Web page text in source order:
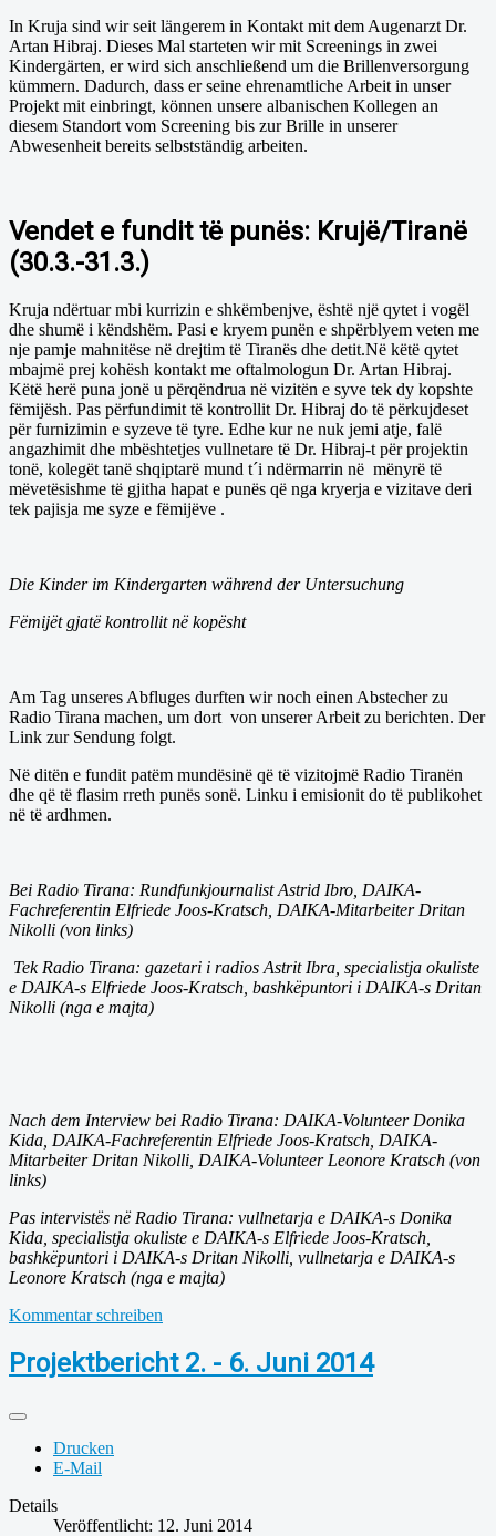
In Kruja sind wir seit längerem in Kontakt mit dem Augenarzt Dr.
Artan Hibraj. Dieses Mal starteten wir mit Screenings in zwei
Kindergärten, er wird sich anschließend um die Brillenversorgung
kümmern. Dadurch, dass er seine ehrenamtliche Arbeit in unser
Projekt mit einbringt, können unsere albanischen Kollegen an
diesem Standort vom Screening bis zur Brille in unserer
Abwesenheit bereits selbstständig arbeiten.
Vendet e fundit të punës: Krujë/Tiranë
(30.3.-31.3.)
Kruja ndërtuar mbi kurrizin e shkëmbenjve, është një qytet i vogël
dhe shumë i këndshëm. Pasi e kryem punën e shpërblyem veten me
nje pamje mahnitëse në drejtim të Tiranës dhe detit.Në këtë qytet
mbajmë prej kohësh kontakt me oftalmologun Dr. Artan Hibraj.
Këtë herë puna jonë u përqëndrua në vizitën e syve tek dy kopshte
fëmijësh. Pas përfundimit të kontrollit Dr. Hibraj do të përkujdeset
për furnizimin e syzeve të tyre. Edhe kur ne nuk jemi atje, falë
angazhimit dhe mbështetjes vullnetare të Dr. Hibraj-t për projektin
tonë, kolegët tanë shqiptarë mund t´i ndërmarrin në mënyrë të
mëvetësishme të gjitha hapat e punës që nga kryerja e vizitave deri
tek pajisja me syze e fëmijëve .
Die Kinder im Kindergarten während der Untersuchung
Fëmijët gjatë kontrollit në kopësht
Am Tag unseres Abfluges durften wir noch einen Abstecher zu
Radio Tirana machen, um dort von unserer Arbeit zu berichten. Der
Link zur Sendung folgt.
Në ditën e fundit patëm mundësinë që të vizitojmë Radio Tiranën
dhe që të flasim rreth punës sonë. Linku i emisionit do të publikohet
në të ardhmen.
Bei Radio Tirana: Rundfunkjournalist Astrid Ibro, DAIKA-
Fachreferentin Elfriede Joos-Kratsch, DAIKA-Mitarbeiter Dritan
Nikolli (von links)
Tek Radio Tirana: gazetari i radios Astrit Ibra, specialistja okuliste
e DAIKA-s Elfriede Joos-Kratsch, bashkëpuntori i DAIKA-s Dritan
Nikolli (nga e majta)
Nach dem Interview bei Radio Tirana: DAIKA-Volunteer Donika
Kida, DAIKA-Fachreferentin Elfriede Joos-Kratsch, DAIKA-
Mitarbeiter Dritan Nikolli, DAIKA-Volunteer Leonore Kratsch (von
links)
Pas intervistës në Radio Tirana: vullnetarja e DAIKA-s Donika
Kida, specialistja okuliste e DAIKA-s Elfriede Joos-Kratsch,
bashkëpuntori i DAIKA-s Dritan Nikolli, vullnetarja e DAIKA-s
Leonore Kratsch (nga e majta)
Kommentar schreiben
Projektbericht 2. - 6. Juni 2014
Drucken
E-Mail
Details
Veröffentlicht: 12. Juni 2014